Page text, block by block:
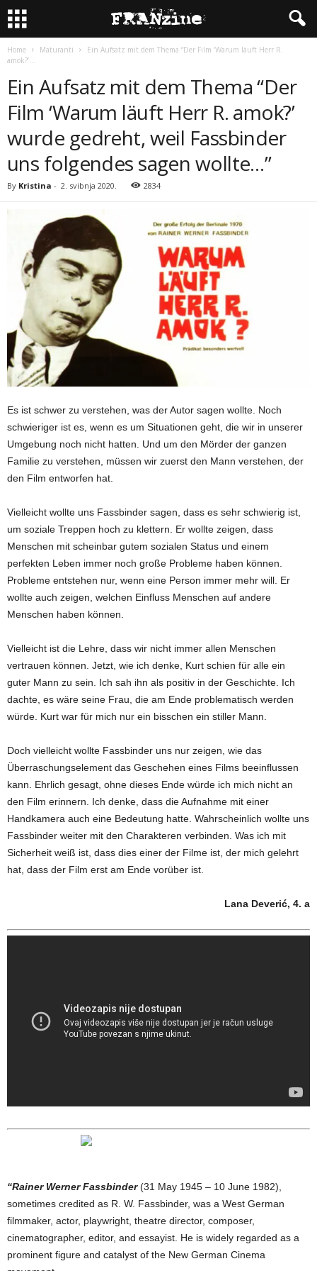
Home Maturanti
Ein Aufsatz mit dem Thema “Der Film ‘Warum läuft Herr R.
amok?’...
Ein Aufsatz mit dem Thema “Der
Film ‘Warum läuft Herr R. amok?’
wurde gedreht, weil Fassbinder
uns folgendes sagen wollte…”
By Kristina - 2. svibnja 2020. 2834
Es ist schwer zu verstehen, was der Autor sagen wollte. Noch
schwieriger ist es, wenn es um Situationen geht, die wir in unserer
Umgebung noch nicht hatten. Und um den Mörder der ganzen
Familie zu verstehen, müssen wir zuerst den Mann verstehen, der
den Film entworfen hat.
Vielleicht wollte uns Fassbinder sagen, dass es sehr schwierig ist,
um soziale Treppen hoch zu klettern. Er wollte zeigen, dass
Menschen mit scheinbar gutem sozialen Status und einem
perfekten Leben immer noch große Probleme haben können.
Probleme entstehen nur, wenn eine Person immer mehr will. Er
wollte auch zeigen, welchen Einfluss Menschen auf andere
Menschen haben können.
Vielleicht ist die Lehre, dass wir nicht immer allen Menschen
vertrauen können. Jetzt, wie ich denke, Kurt schien für alle ein
guter Mann zu sein. Ich sah ihn als positiv in der Geschichte. Ich
dachte, es wäre seine Frau, die am Ende problematisch werden
würde. Kurt war für mich nur ein bisschen ein stiller Mann.
Doch vielleicht wollte Fassbinder uns nur zeigen, wie das
Überraschungselement das Geschehen eines Films beeinflussen
kann. Ehrlich gesagt, ohne dieses Ende würde ich mich nicht an
den Film erinnern. Ich denke, dass die Aufnahme mit einer
Handkamera auch eine Bedeutung hatte. Wahrscheinlich wollte uns
Fassbinder weiter mit den Charakteren verbinden. Was ich mit
Sicherheit weiß ist, dass dies einer der Filme ist, der mich gelehrt
hat, dass der Film erst am Ende vorüber ist.
Lana Deverić, 4. a
“Rainer Werner Fassbinder(31 May 1945 – 10 June 1982),
sometimes credited as R. W. Fassbinder, was a West German
filmmaker, actor, playwright, theatre director, composer,
cinematographer, editor, and essayist. He is widely regarded as a
prominent figure and catalyst of the New German Cinema